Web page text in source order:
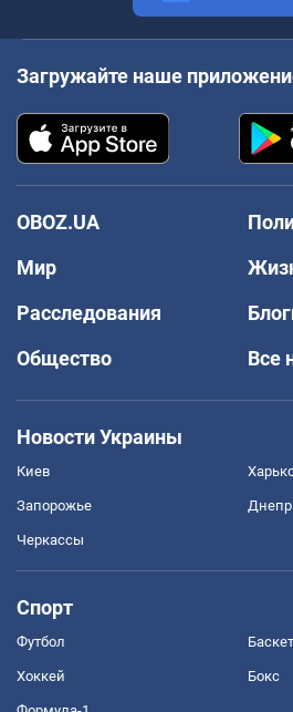
Загружайте наше
OBOZ.UA
Мир
Расследования
Общество
Все
Новости Украины
Киев
Запорожье Днепр
Черкассы
Спорт
Футбол
Хоккей Бокс